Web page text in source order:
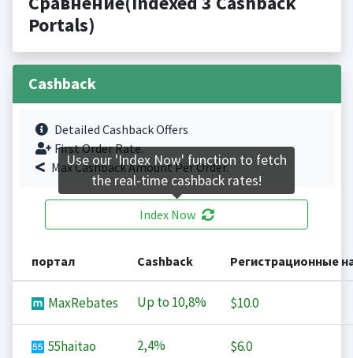
Portals)
Cashback
Detailed Cashback Offers
First Order Rate.
Max Cashback Amount Per Order.
Index Now
портал Cashback Регистрационные
MaxRebates Up to 10,8% $10.0
55haitao 2,4% $6.0
Use our 'Index Now' function to fetch
the real-time cashback rates!